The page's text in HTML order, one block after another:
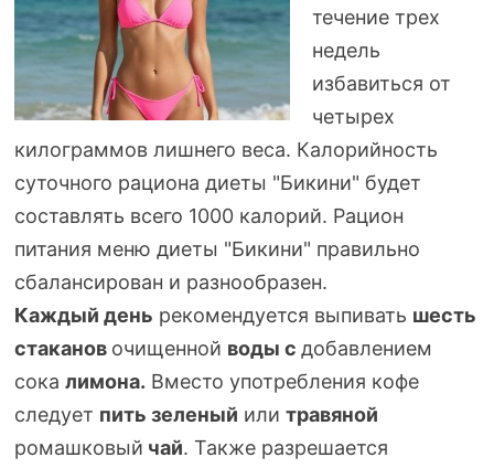
течение трех
недель
избавиться от
четырех
килограммов лишнего веса. Калорийность
суточного рациона диеты "Бикини" будет
составлять всего 1000 калорий. Рацион
питания меню диеты "Бикини" правильно
сбалансирован и разнообразен.
Каждый день рекомендуется выпивать шесть
стаканов очищенной воды с добавлением
сока лимона. Вместо употребления кофе
следует пить зеленый или травяной
ромашковый чай. Также разрешается